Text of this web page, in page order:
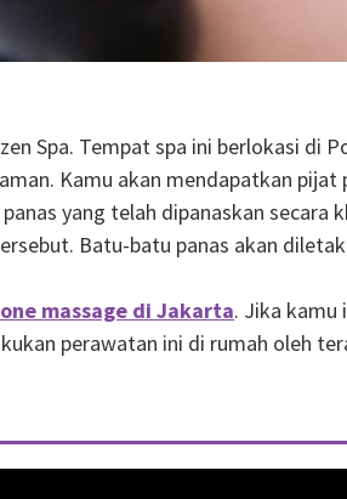
Spa. Tempat spa ini berlokasi di
Kamu akan mendapatkan pijat
yang telah dipanaskan secara
Batu-batu panas akan
massage di Jakarta. Jika kamu
perawatan ini di rumah oleh